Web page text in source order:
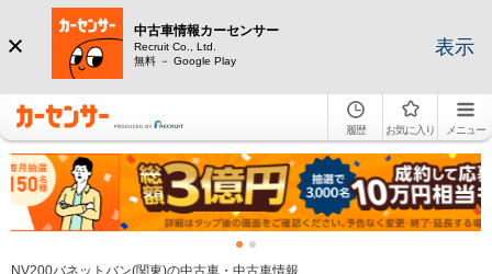
中古車情報カーセンサー
Recruit Co., Ltd.
無料 － Google Play
表示
履歴 お気に入り メニュー